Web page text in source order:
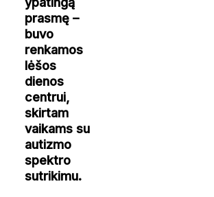
prasmę –
buvo
renkamos
lėšos
dienos
centrui,
skirtam
vaikams su
autizmo
spektro
sutrikimu.